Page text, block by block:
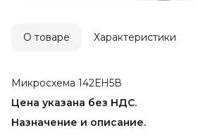
О товаре Характеристики
Микросхема 142ЕН5В
Цена указана без НДС.
Назначение и описание.